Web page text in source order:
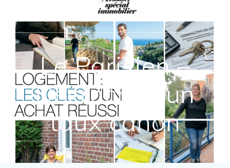
Passer
au
contenu
REMY
Le Parisien –
Décrochez un
taux canon